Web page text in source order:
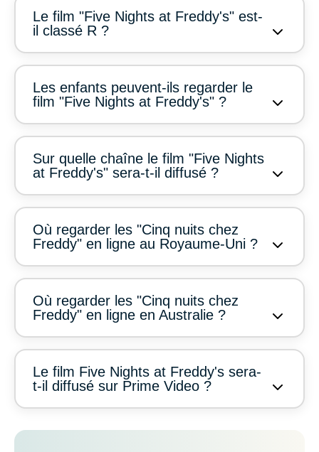
Le film "Five Nights at Freddy's" est-
il classé R ?
Les enfants peuvent-ils regarder le
film "Five Nights at Freddy's" ?
Sur quelle chaîne le film "Five Nights
at Freddy's" sera-t-il diffusé ?
Où regarder les "Cinq nuits chez
Freddy" en ligne au Royaume-Uni ?
Où regarder les "Cinq nuits chez
Freddy" en ligne en Australie ?
Le film Five Nights at Freddy's sera-
t-il diffusé sur Prime Video ?